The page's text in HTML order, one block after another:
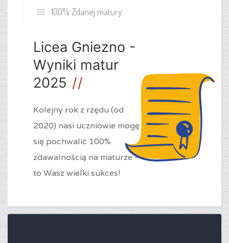
100% Zdanej matury
Licea Gniezno -
Wyniki matur
2025
Kolejny rok z rzędu (od
2020) nasi uczniowie mogę
się pochwalić 100%
zdawalnością na maturze -
to Wasz wielki sukces!